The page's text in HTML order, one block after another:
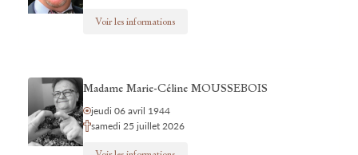
Voir les informations
Madame Marie-Céline MOUSSEBOIS
jeudi 06 avril 1944
samedi 25 juillet 2026